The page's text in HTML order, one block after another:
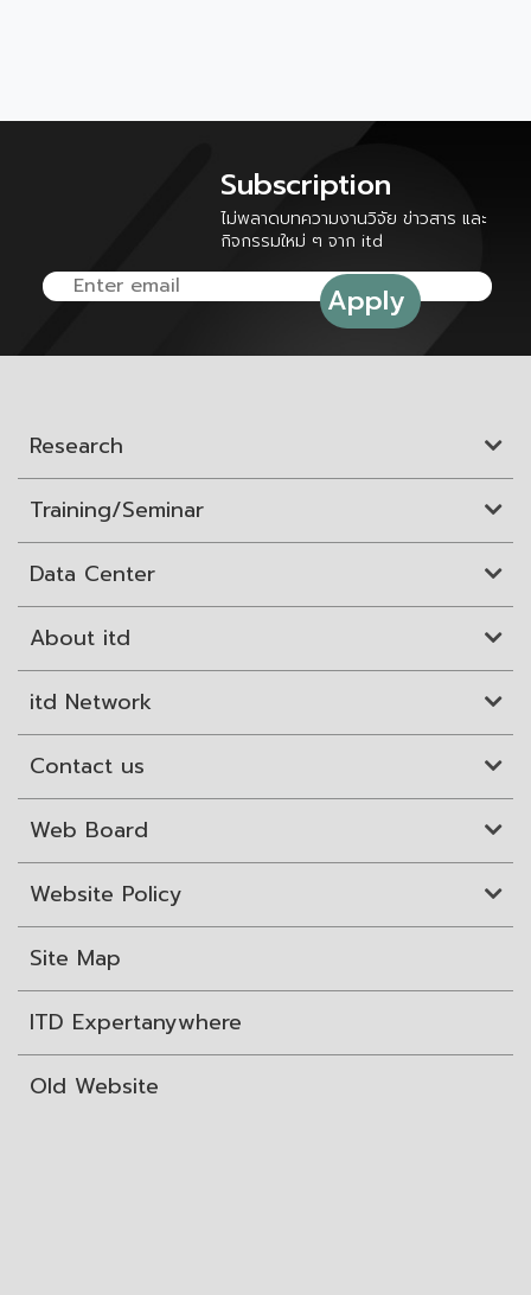
Subscription
ไม่พลาดบทความงานวิจัย ข่าวสาร และ
กิจกรรมใหม่ ๆ จาก itd
Research
Training/Seminar
Data Center
About itd
itd Network
Contact us
Web Board
Website Policy
Site Map
ITD Expertanywhere
Old Website